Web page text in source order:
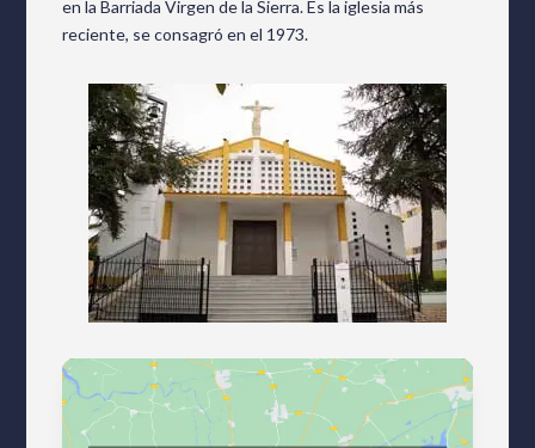
en la Barriada Virgen de la Sierra. Es la iglesia más
reciente, se consagró en el 1973.